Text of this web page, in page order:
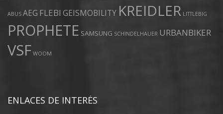
ABUS AEG FLEBI GEISMOBILITY KREIDLER LITTLEBIG
PROPHETE SAMSUNG SCHINDELHAUER URBANBIKER
VSF WOOM
ENLACES DE INTERÉS